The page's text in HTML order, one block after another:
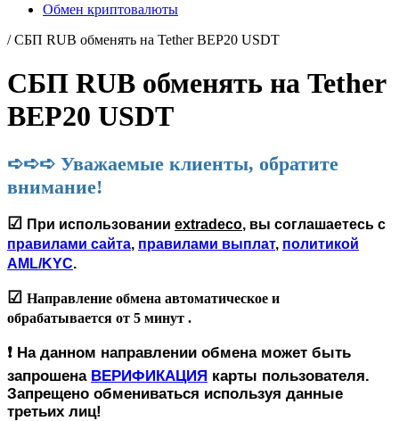
Обмен криптовалюты
/ СБП RUB обменять на Tether BEP20 USDT
СБП RUB обменять на Tether
BEP20 USDT
➪➪➪ Уважаемые клиенты, обратите
внимание!
☑ При использовании extradeco, вы соглашаетесь с
правилами сайта, правилами выплат, политикой
AML/KYC.
☑ Направление обмена автоматическое и
обрабатывается от 5 минут .
❗️ На данном направлении обмена может быть
запрошена ВЕРИФИКАЦИЯ карты пользователя.
Запрещено обмениваться используя данные
третьих лиц!